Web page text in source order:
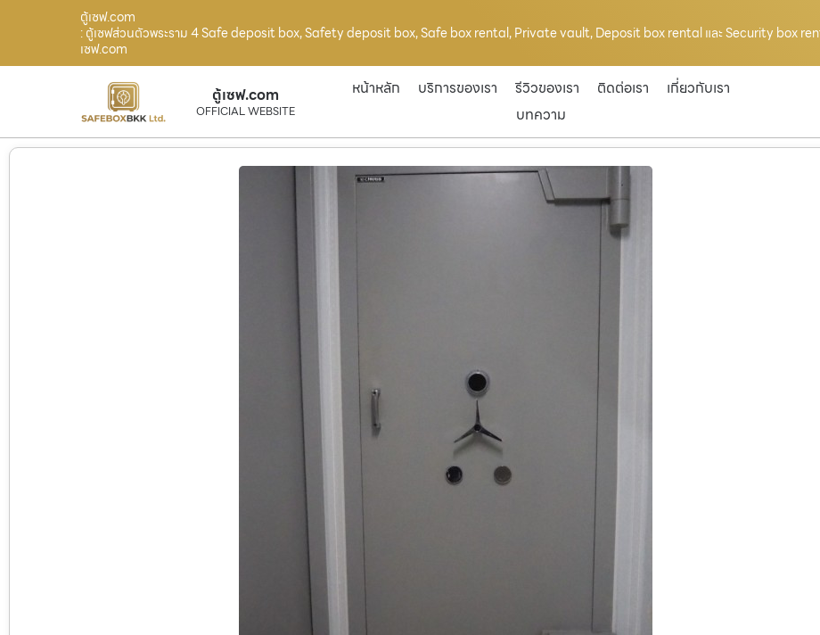
ตู้เซฟ.com
: ตู้เซฟส่วนตัวพระราม 4 Safe deposit box, Safety deposit box, Safe box rental, Private vault, Deposit box rental และ Security box
เซฟ.com
ตู้เซฟ.com
OFFICIAL WEBSITE
หน้าหลัก บริการของเรา รีวิวของเรา ติดต่อเรา
เกี่ยวกับเรา
บทความ